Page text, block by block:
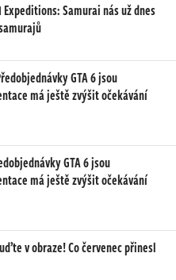
Expeditions: Samurai nás už dnes
GTA 6 jsou
má ještě zvýšit očekávání
GTA 6 jsou
má ještě zvýšit očekávání
v obraze! Co červenec přinesl